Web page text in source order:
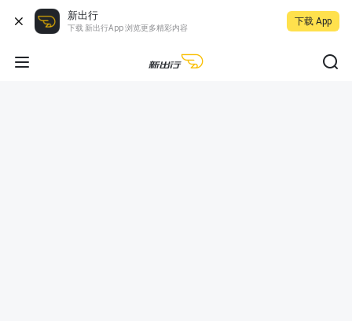
新出行
下载 新出行App 浏览更多精彩内容
下载 App